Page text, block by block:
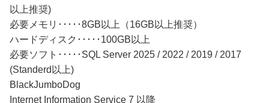
以上推奨)
必要メモリ･････8GB以上（16GB以上推奨）
ハードディスク･････100GB以上
必要ソフト･････SQL Server 2025 / 2022 / 2019 / 2017
(Standerd以上)
BlackJumboDog
Internet Information Service 7 以降